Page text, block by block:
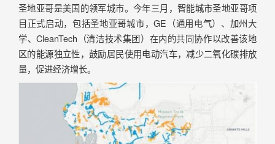
圣地亚哥是美国的领军城市。今年三月，智能城市圣地亚哥项
目正式启动，包括圣地亚哥城市，GE（通用电气）、加州大
学、CleanTech（清洁技术集团）在内的共同协作以改善该地
区的能源独立性，鼓励居民使用电动汽车，减少二氧化碳排放
量，促进经济增长。